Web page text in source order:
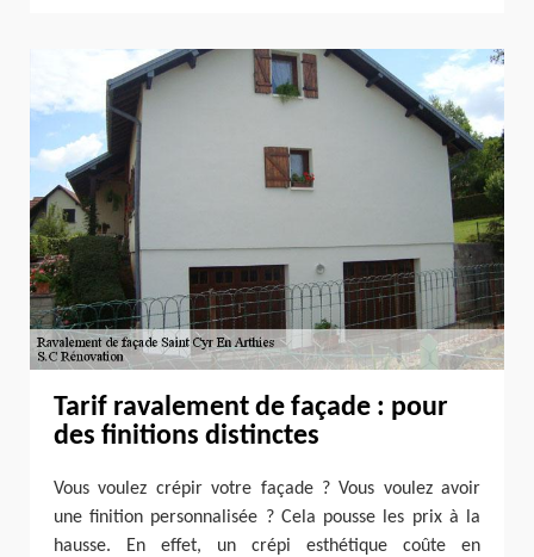
Tarif ravalement de façade : pour
des finitions distinctes
Vous voulez crépir votre façade ? Vous voulez avoir
une finition personnalisée ? Cela pousse les prix à la
hausse. En effet, un crépi esthétique coûte en